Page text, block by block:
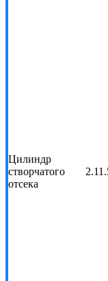
Цилиндр
створчатого
отсека